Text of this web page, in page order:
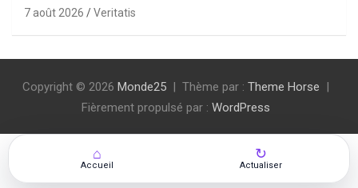
7 août 2026 Veritatis
Copyright © 2026 Monde25 Thème par : Theme Horse
Fièrement propulsé par : WordPress
⌂
Accueil
↻
Actualiser